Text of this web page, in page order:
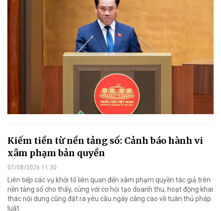
Kiếm tiền từ nền tảng số: Cảnh báo hành vi
xâm phạm bản quyền
07/08/2026 11:30
Liên tiếp các vụ khởi tố liên quan đến xâm phạm quyền tác giả trên
nền tảng số cho thấy, cùng với cơ hội tạo doanh thu, hoạt động khai
thác nội dung cũng đặt ra yêu cầu ngày càng cao về tuân thủ pháp
luật.